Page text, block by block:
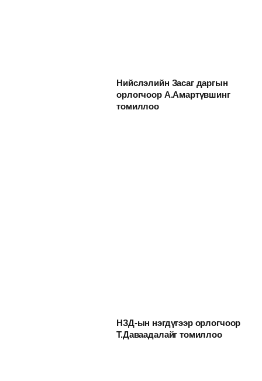
Нийслэлийн Засаг даргын
орлогчоор А.Амартүвшинг
томиллоо
НЗД-ын нэгдүгээр орлогчоор
Т.Даваадалайг томиллоо